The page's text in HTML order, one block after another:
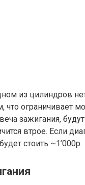
из цилиндров
ограничивает
зажигания,
втрое. Если
стоить ~1’000р.